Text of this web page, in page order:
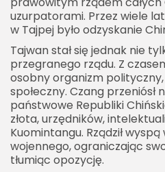
uzurpatorami. Przez wiele
w Tajpej było odzyskanie
Tajwan stał się jednak nie
przegranego rządu. Z
osobny organizm
społeczny. Czang
państwowe Republiki
złota, urzędników,
Kuomintangu. Rządził
wojennego, ograniczając
tłumiąc opozycję.